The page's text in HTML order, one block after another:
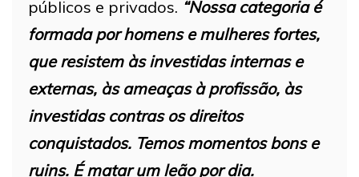
públicos e privados. “Nossa categoria é
formada por homens e mulheres fortes,
que resistem às investidas internas e
externas, às ameaças à profissão, às
investidas contras os direitos
conquistados. Temos momentos bons e
ruins. É matar um leão por dia.